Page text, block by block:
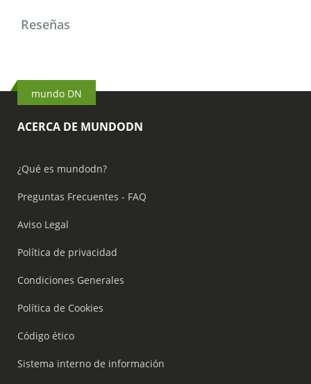
Reseñas
mundo DN
ACERCA DE MUNDODN
¿Qué es mundodn?
Preguntas Frecuentes - FAQ
Aviso Legal
Política de privacidad
Condiciones Generales
Política de Cookies
Código ético
Sistema interno de información